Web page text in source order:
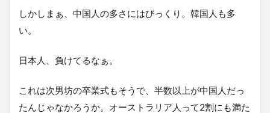
しかしまぁ、中国人の多さにはびっくり。韓国人も多
い。
日本人、負けてるなぁ。
これは次男坊の卒業式もそうで、半数以上が中国人だっ
たんじゃなかろうか。オーストラリア人って2割にも満た